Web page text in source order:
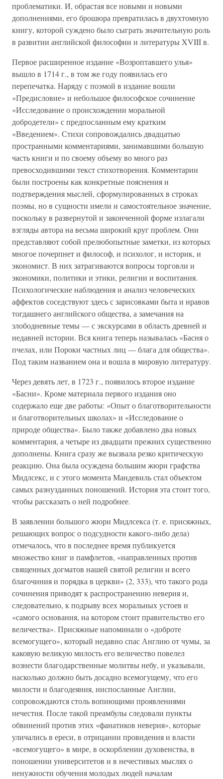
проблематики. И, обрастая все новыми и новыми
дополнениями, его брошюра превратилась в двухтомную
книгу, которой суждено было сыграть значительную роль
в развитии английской философии и литературы XVIII в.
Первое расширенное издание «Возроптавшего улья»
вышло в 1714 г., в том же году появилась его
перепечатка. Наряду с поэмой в издание вошли
«Предисловие» и небольшое философское сочинение
«Исследование о происхождении моральной
добродетели» с предпосланным ему кратким
«Введением». Стихи сопровождались двадцатью
пространными комментариями, занимавшими большую
часть книги и по своему объему во много раз
превосходившими текст стихотворения. Комментарии
были построены как конкретные пояснения и
подтверждения мыслей, сформулированных в строках
поэмы, но в сущности имели и самостоятельное значение,
поскольку в развернутой и законченной форме излагали
взгляды автора на весьма широкий круг проблем. Они
представляют собой прелюбопытные заметки, из которых
многое почерпнет и философ, и психолог, и историк, и
экономист. В них затрагиваются вопросы торговли и
экономики, политики и этики, религии и воспитания.
Психологические наблюдения и анализ человеческих
аффектов соседствуют здесь с зарисовками быта и нравов
тогдашнего английского общества, а замечания на
злободневные темы — с экскурсами в область древней и
недавней истории. Вся книга теперь называлась «Басня о
пчелах, или Пороки частных лиц — блага для общества».
Под таким названием она и вошла в мировую литературу.
Через девять лет, в 1723 г., появилось второе издание
«Басни». Кроме материала первого издания оно
содержало еще две работы: «Опыт о благотворительности
и благотворительных школах» и «Исследование о
природе общества». Было также добавлено два новых
комментария, а четыре из двадцати прежних существенно
дополнены. Книга сразу же вызвала резко критическую
реакцию. Она была осуждена большим жюри графства
Мидлсекс, и с этого момента Мандевиль стал объектом
самых разнузданных поношений. История эта стоит того,
чтобы рассказать о ней подробнее.
В заявлении большого жюри Мидлсекса (т. е. присяжных,
решающих вопрос о подсудности какого-либо дела)
отмечалось, что в последнее время публикуется
множество книг и памфлетов, «направленных против
священных догматов нашей святой религии и всего
благочиния и порядка в церкви» (2, 333), что такого рода
сочинения приводят к распространению неверия и,
следовательно, к подрыву всех моральных устоев и
«самого основания, на котором стоит правительство его
величества». Присяжные напоминали о «доброте
всемогущего», который недавно спас Англию от чумы, за
каковую великую милость его величество повелел
вознести благодарственные молитвы небу, и указывали,
насколько должно быть досадно всемогущему, что его
милости и благодеяния, ниспосланные Англии,
сопровождаются столь вопиющими проявлениями
нечестия. После такой преамбулы следовали пункты
обвинений против этих «фанатиков неверия», которые
уличались в ереси, в отрицании провидения и власти
«всемогущего» в мире, в оскорблении духовенства, в
поношении университетов и в нечестивых мыслях о
ненужности обучения молодых людей началам